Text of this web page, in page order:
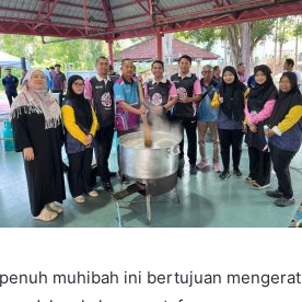
muhibah ini bertujuan